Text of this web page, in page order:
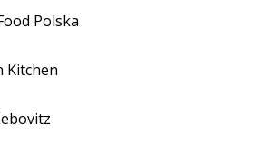
Polska
Kitchen